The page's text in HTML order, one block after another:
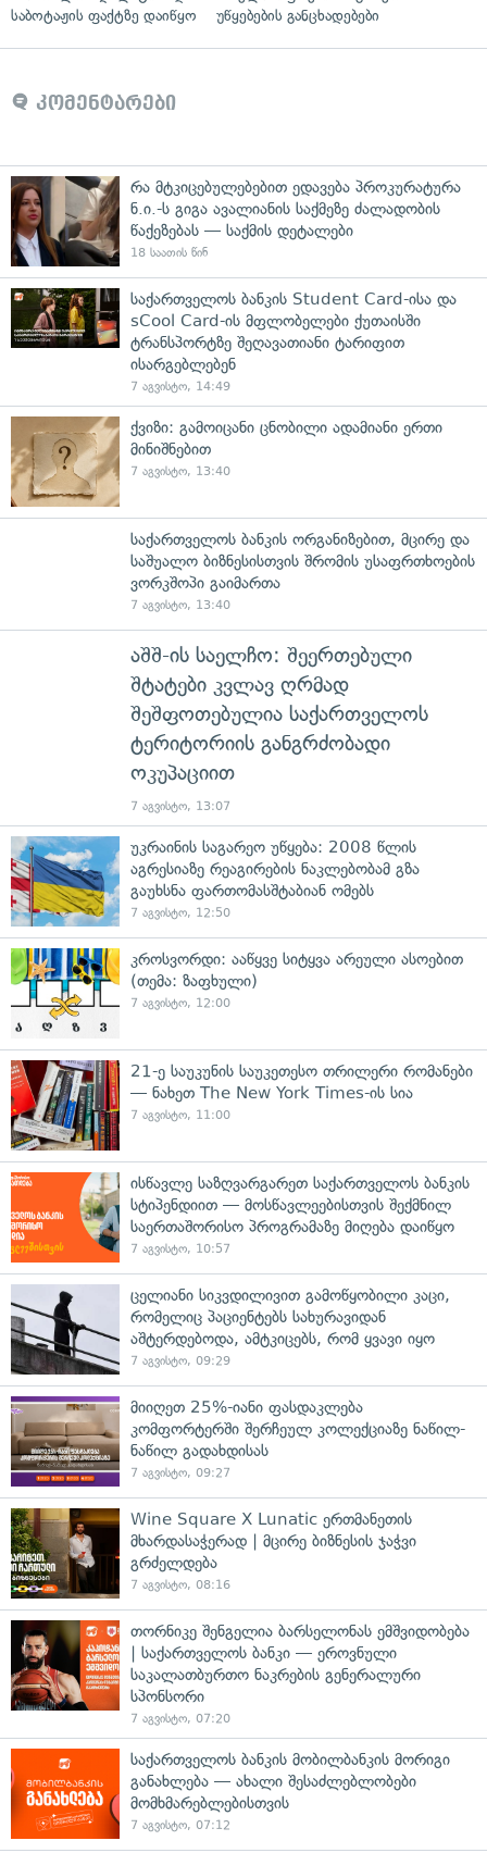
საბოტაჟის ფაქტზე დაიწყო
უწყებების განცხადებები
კომენტარები
რა მტკიცებულებებით ედავება პროკურატურა
ნ.ი.-ს გიგა ავალიანის საქმეზე ძალადობის
წაქეზებას — საქმის დეტალები
18 საათის წინ
საქართველოს ბანკის Student Card-ისა და
sCool Card-ის მფლობელები ქუთაისში
ტრანსპორტზე შეღავათიანი ტარიფით
ისარგებლებენ
7 აგვისტო, 14:49
ქვიზი: გამოიცანი ცნობილი ადამიანი ერთი
მინიშნებით
7 აგვისტო, 13:40
საქართველოს ბანკის ორგანიზებით, მცირე და
საშუალო ბიზნესისთვის შრომის უსაფრთხოების
ვორკშოპი გაიმართა
7 აგვისტო, 13:40
აშშ-ის საელჩო: შეერთებული
შტატები კვლავ ღრმად
შეშფოთებულია საქართველოს
ტერიტორიის განგრძობადი
ოკუპაციით
7 აგვისტო, 13:07
უკრაინის საგარეო უწყება: 2008 წლის
აგრესიაზე რეაგირების ნაკლებობამ გზა
გაუხსნა ფართომასშტაბიან ომებს
7 აგვისტო, 12:50
კროსვორდი: ააწყვე სიტყვა არეული ასოებით
(თემა: ზაფხული)
7 აგვისტო, 12:00
21-ე საუკუნის საუკეთესო თრილერი რომანები
— ნახეთ The New York Times-ის სია
7 აგვისტო, 11:00
ისწავლე საზღვარგარეთ საქართველოს ბანკის
სტიპენდიით — მოსწავლეებისთვის შექმნილ
საერთაშორისო პროგრამაზე მიღება დაიწყო
7 აგვისტო, 10:57
ცელიანი სიკვდილივით გამოწყობილი კაცი,
რომელიც პაციენტებს სახურავიდან
აშტერდებოდა, ამტკიცებს, რომ ყვავი იყო
7 აგვისტო, 09:29
მიიღეთ 25%-იანი ფასდაკლება
კომფორტერში შერჩეულ კოლექციაზე ნაწილ-
ნაწილ გადახდისას
7 აგვისტო, 09:27
Wine Square X Lunatic ერთმანეთის
მხარდასაჭერად | მცირე ბიზნესის ჯაჭვი
გრძელდება
7 აგვისტო, 08:16
თორნიკე შენგელია ბარსელონას ემშვიდობება
| საქართველოს ბანკი — ეროვნული
საკალათბურთო ნაკრების გენერალური
სპონსორი
7 აგვისტო, 07:20
საქართველოს ბანკის მობილბანკის მორიგი
განახლება — ახალი შესაძლებლობები
მომხმარებლებისთვის
7 აგვისტო, 07:12